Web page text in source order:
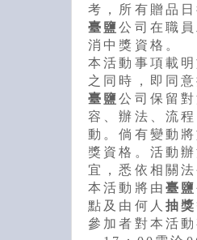
考，所有贈品
臺鹽公司在職
消中獎資格。
本活動事項載
之同時，即同
臺鹽公司保留
容、辦法、流
動。倘有變動
獎資格。活動
宜，悉依相關法
本活動將由 臺鹽
點及由何人 抽獎
參加者對本活